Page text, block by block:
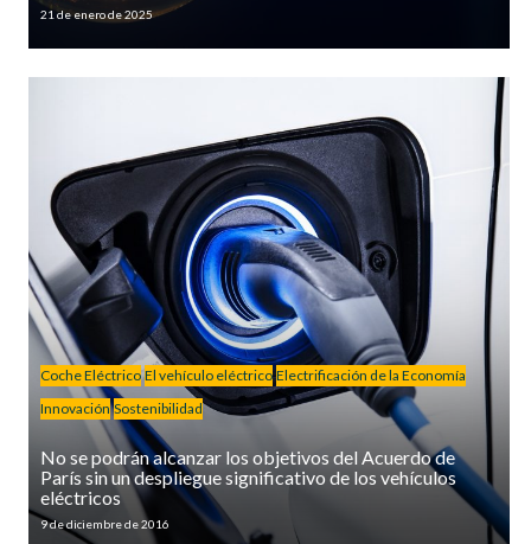
21 de enero de 2025
Coche Eléctrico El vehículo eléctrico Electrificación de la Economía
Innovación Sostenibilidad
No se podrán alcanzar los objetivos del Acuerdo de
París sin un despliegue significativo de los vehículos
eléctricos
9 de diciembre de 2016